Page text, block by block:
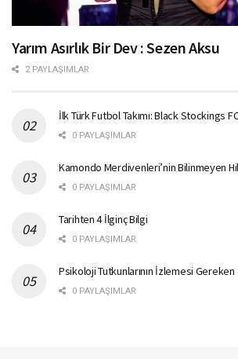
Yarım Asırlık Bir Dev : Sezen Aksu
2 PAYLAŞIMLAR
İlk Türk Futbol Takımı: Black Stockings
0 PAYLAŞIMLAR
Kamondo Merdivenleri’nin Bilinmeyen
0 PAYLAŞIMLAR
Tarihten 4 İlginç Bilgi
0 PAYLAŞIMLAR
Psikoloji Tutkunlarının İzlemesi Gereken
0 PAYLAŞIMLAR